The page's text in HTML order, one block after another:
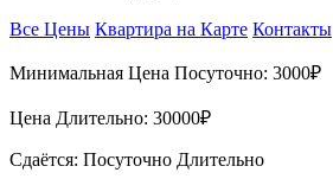
Все Цены Квартира на Карте Контакты
Минимальная Цена Посуточно: 3000₽
Цена Длительно: 30000₽
Сдаётся: Посуточно Длительно